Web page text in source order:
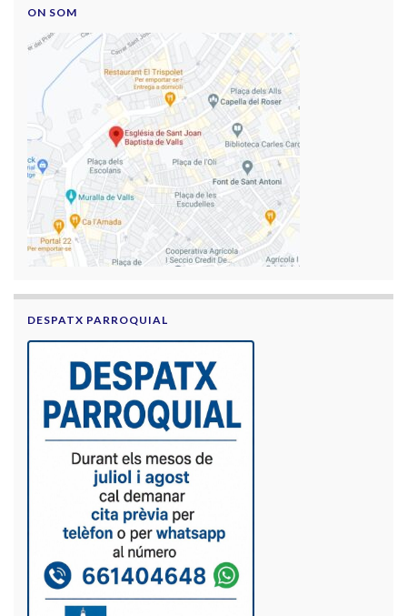
ON SOM
DESPATX PARROQUIAL